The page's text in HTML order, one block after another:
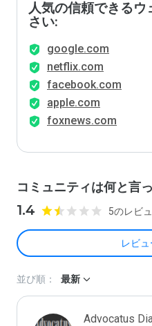
人気の信頼できる
さい:
google.com
netflix.com
facebook.com
apple.com
foxnews.com
コミュニティは何と言
1.4 5のレビ
レビ
並び順： 最新
Advocatus